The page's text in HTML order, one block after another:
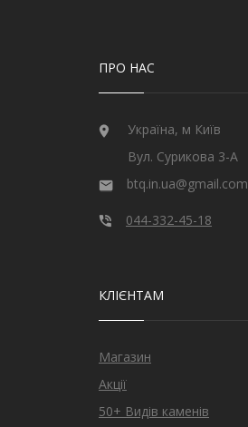
ПРО НАС
Україна, м Київ
Вул. Сурикова 3-А
btq.in.ua@gmail.com
044-332-45-18
КЛІЄНТАМ
Магазин
Акції
50+ Видів каменів